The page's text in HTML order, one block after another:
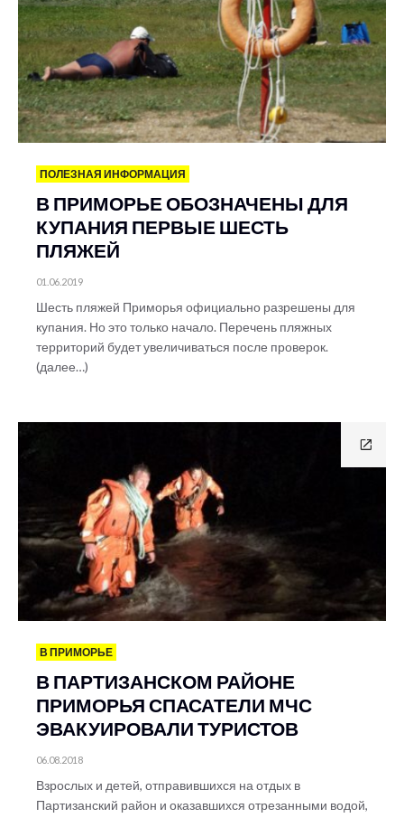
ПОЛЕЗНАЯ ИНФОРМАЦИЯ
В ПРИМОРЬЕ ОБОЗНАЧЕНЫ ДЛЯ
КУПАНИЯ ПЕРВЫЕ ШЕСТЬ
ПЛЯЖЕЙ
01.06.2019
Шесть пляжей Приморья официально разрешены для
купания. Но это только начало. Перечень пляжных
территорий будет увеличиваться после проверок.
(далее…)
В ПРИМОРЬЕ
В ПАРТИЗАНСКОМ РАЙОНЕ
ПРИМОРЬЯ СПАСАТЕЛИ МЧС
ЭВАКУИРОВАЛИ ТУРИСТОВ
06.08.2018
Взрослых и детей, отправившихся на отдых в
Партизанский район и оказавшихся отрезанными водой,